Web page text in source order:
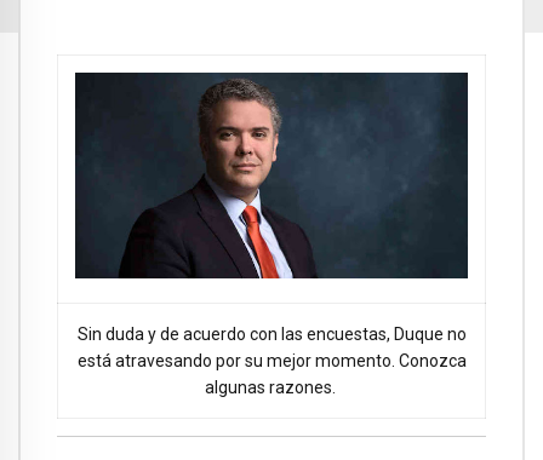
Sin duda y de acuerdo con las encuestas, Duque no
está atravesando por su mejor momento. Conozca
algunas razones.